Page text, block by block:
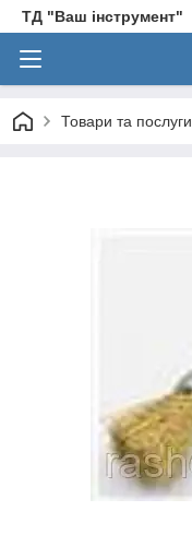
ТД "Ваш інструмент"
Товари та послуги